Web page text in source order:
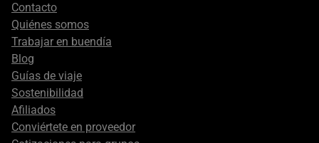
Footer
secondary
Contacto
Quiénes somos
Trabajar en buendía
Blog
Guías de viaje
Sostenibilidad
Afiliados
Conviértete en proveedor